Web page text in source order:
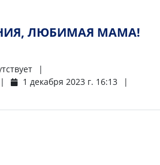
ЛЮБИМАЯ МАМА!
1 декабря 2023 г. 16:13